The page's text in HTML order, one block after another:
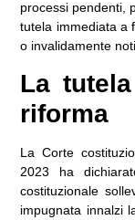
processi pendenti,
tutela immediata a
o invalidamente
La
riforma
La Corte
2023 ha
costituzionale
impugnata innalzi